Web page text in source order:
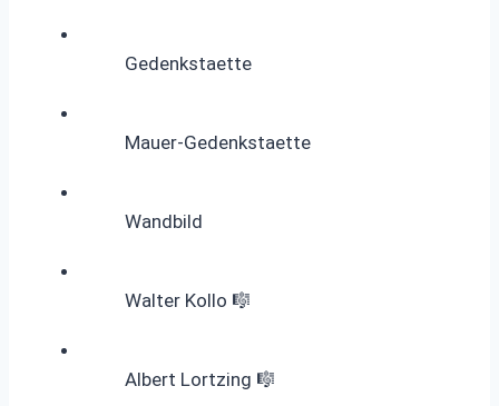
Gedenkstaette
Mauer-Gedenkstaette
Wandbild
Walter Kollo 🎼
Albert Lortzing 🎼